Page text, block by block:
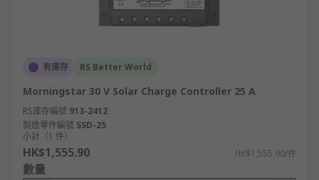
有庫存 RS Better World
Morningstar 30 V Solar Charge Controller 25 A
RS庫存編號 913-2412
製造零件編號 SSD-25
小計（1 件）
HK$1,555.90 HK$1,555.90/件
數量